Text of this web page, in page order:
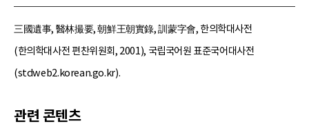
三國遺事, 醫林撮要, 朝鮮王朝實錄, 訓蒙字會, 한의학대사전
(한의학대사전 편찬위원회, 2001), 국립국어원 표준국어대사전
(stdweb2.korean.go.kr).
관련 콘텐츠